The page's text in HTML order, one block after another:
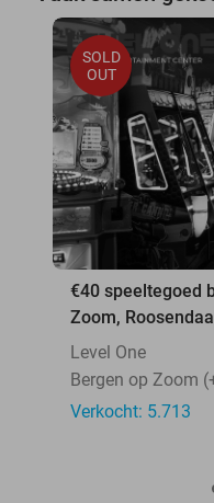
SOLD
OUT
€40 speeltegoed
Zoom,
Level One
Bergen op Zoom
Verkocht: 5.713